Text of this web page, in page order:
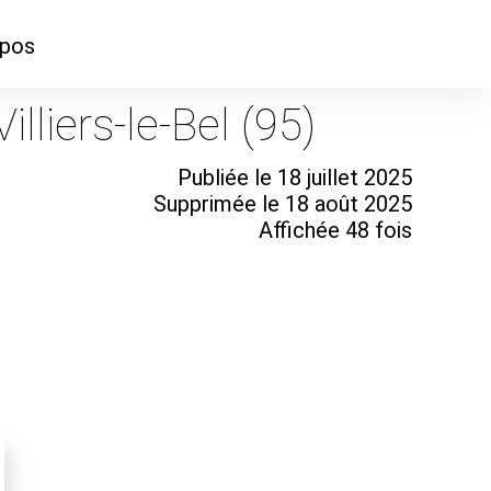
le-Bel (95)
Publiée le 18 juillet 2025
Supprimée le 18 août 2025
Affichée 48 fois